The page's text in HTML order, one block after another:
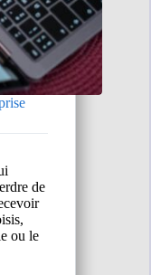
de
ou le